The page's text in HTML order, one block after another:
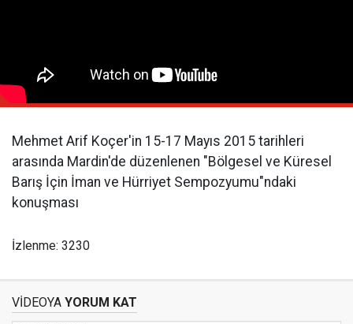
Mehmet Arif Koçer'in 15-17 Mayıs 2015 tarihleri
arasında Mardin'de düzenlenen "Bölgesel ve Küresel
Barış İçin İman ve Hürriyet Sempozyumu"ndaki
konuşması
İzlenme: 3230
VİDEOYA YORUM KAT